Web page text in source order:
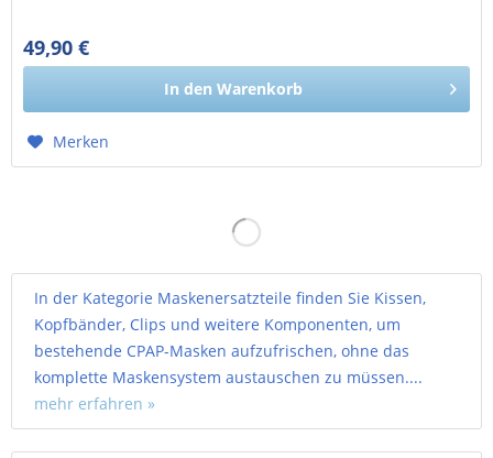
49,90 €
41,93 € exkl. MwSt.
In den Warenkorb
Merken
In der Kategorie Maskenersatzteile finden Sie Kissen,
Kopfbänder, Clips und weitere Komponenten, um
bestehende CPAP-Masken aufzufrischen, ohne das
komplette Maskensystem austauschen zu müssen....
mehr erfahren »